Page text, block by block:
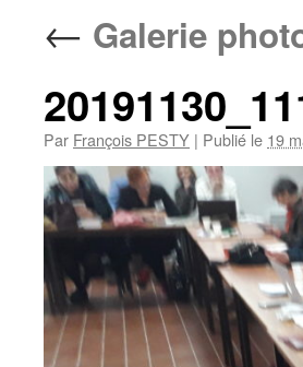
← Galerie
Par François PESTY | Publié le 19